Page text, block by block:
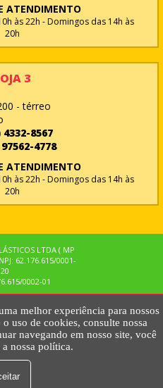
melhor experiência para nossos
uso de cookies, consulte nossa
navegando em nosso site, você
nossa política.
ATENDIMENTO
às 22h - Domingos das 14h às
20h
3
- térreo
4332-8567
4778
ATENDIMENTO
às 22h - Domingos das 14h às
20h
LTDA ( MP
62.176.615/0001-
20
0002-01
RESERVADOS. MKTNOW